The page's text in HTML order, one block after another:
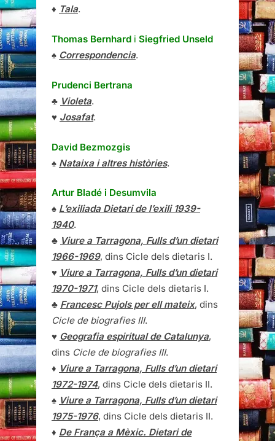
♦ Tala.
Thomas Bernhard i Siegfried Unseld
♠ Correspondencia.
Prudenci Bertrana
♣ Violeta.
♥ Josafat.
David Bezmozgis
♠ Nataixa i altres històries.
Artur Bladé i Desumvila
♠ L’exiliada Dietari de l’exili 1939-
1940.
♣ Viure a Tarragona, Fulls d’un dietari
1966-1969, dins Cicle dels dietaris I.
♥ Viure a Tarragona, Fulls d’un dietari
1970-1971, dins Cicle dels dietaris I.
♣ Francesc Pujols per ell mateix, dins
Cicle de biografies III.
♥ Geografia espiritual de Catalunya,
dins Cicle de biografies III.
♦ Viure a Tarragona, Fulls d’un dietari
1972-1974, dins Cicle dels dietaris II.
♠ Viure a Tarragona, Fulls d’un dietari
1975-1976, dins Cicle dels dietaris II.
♦ De França a Mèxic. Dietari de